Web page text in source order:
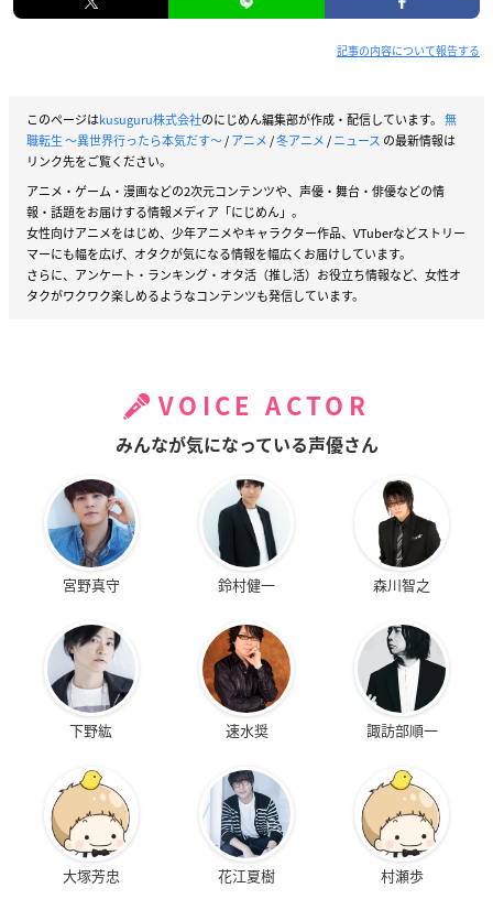
記事の内容について報告する
このページはkusuguru株式会社のにじめん編集部が作成・配信しています。 無
職転生 ～異世界行ったら本気だす～/アニメ/冬アニメ/ニュース の最新情報は
リンク先をご覧ください。
アニメ・ゲーム・漫画などの2次元コンテンツや、声優・舞台・俳優などの情
報・話題をお届けする情報メディア「にじめん」。
女性向けアニメをはじめ、少年アニメやキャラクター作品、VTuberなどストリー
マーにも幅を広げ、オタクが気になる情報を幅広くお届けしています。
さらに、アンケート・ランキング・オタ活（推し活）お役立ち情報など、女性オ
タクがワクワク楽しめるようなコンテンツも発信しています。
VOICE ACTOR
みんなが気になっている声優さん
宮野真守 鈴村健一 森川智之
下野紘 速水奨 諏訪部順一
大塚芳忠 花江夏樹 村瀬歩